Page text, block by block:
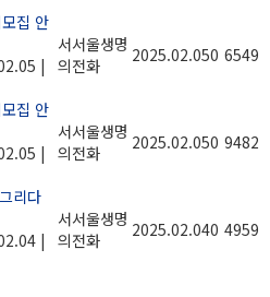
집 안
|
서서울생명
의전화
2025.02.050 6549
집 안
|
서서울생명
의전화
2025.02.050 9482
리다
|
서서울생명
의전화
2025.02.040 4959